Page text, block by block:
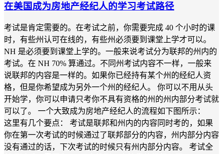
在美国成为房地产经纪人的学习考试路径
考试是肯定需要的。在考试之前，你需要完成 40 个小时的课
时，有些州认可在线的，有些州必须要到课堂上学才可以。
NH 是必须要到课堂上学的。一般来说考试分为联邦的州内的
考试。在 NH 70% 算通过。不同州考试内容不一样，一般来
说联邦的内容是一样的。如果你已经持有某个州的经纪人资
格，但是你希望成为另外一个州的经纪人。 你可以不用从头
开始学，你可以申请只考你不具有资格的州的州内部分考试就
可以了。 一个大致成为房地产经纪人的流程如下图所示：
这里有几个要点： 考试是联邦和州内的内容同时考的，如果
你在第一次考试的时候通过了联邦部分的内容，州内部分内容
没有通过的话，下次考试的时候只有州内部分内容。 考试全